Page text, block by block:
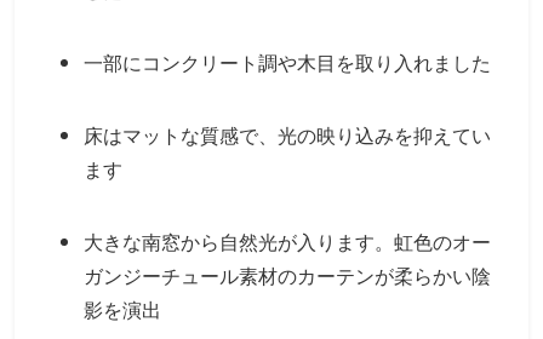
一部にコンクリート調や木目を取り入れました
床はマットな質感で、光の映り込みを抑えてい
ます
大きな南窓から自然光が入ります。虹色のオー
ガンジーチュール素材のカーテンが柔らかい陰
影を演出